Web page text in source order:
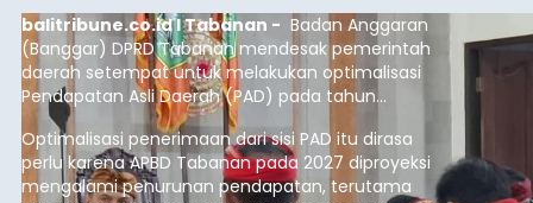
balitribune.co.id I Tabanan - Badan Anggaran
(Banggar) DPRD Tabanan mendesak pemerintah
daerah setempat untuk melakukan optimalisasi
Pendapatan Asli Daerah (PAD) pada tahun
anggaran 2027.
Optimalisasi penerimaan dari sisi PAD itu dirasa
perlu karena APBD Tabanan pada 2027 diproyeksi
mengalami penurunan pendapatan, terutama